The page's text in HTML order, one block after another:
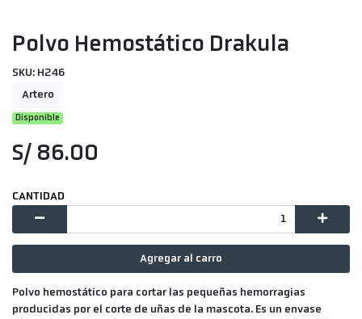
Polvo Hemostático Drakula
SKU: H246
Artero
Disponible
S/ 86.00
CANTIDAD
Agregar al carro
Polvo hemostático para cortar las pequeñas hemorragias
producidas por el corte de uñas de la mascota. Es un envase